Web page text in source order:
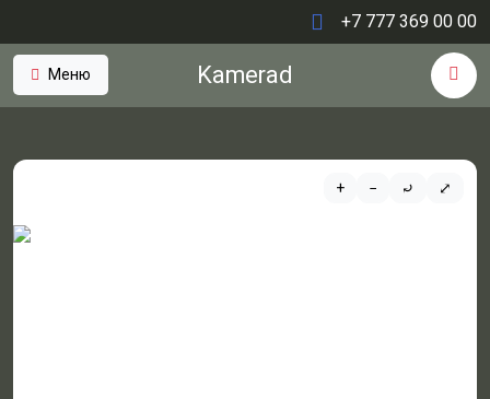
+7 777 369 00 00
Меню Kamerad
+ − ⤾ ⤢